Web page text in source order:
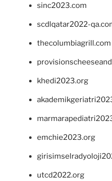
sinc2023.com
scdlqatar2022-
thecolumbiagrill.com
khedi2023.org
emchie2023.org
utcd2022.org